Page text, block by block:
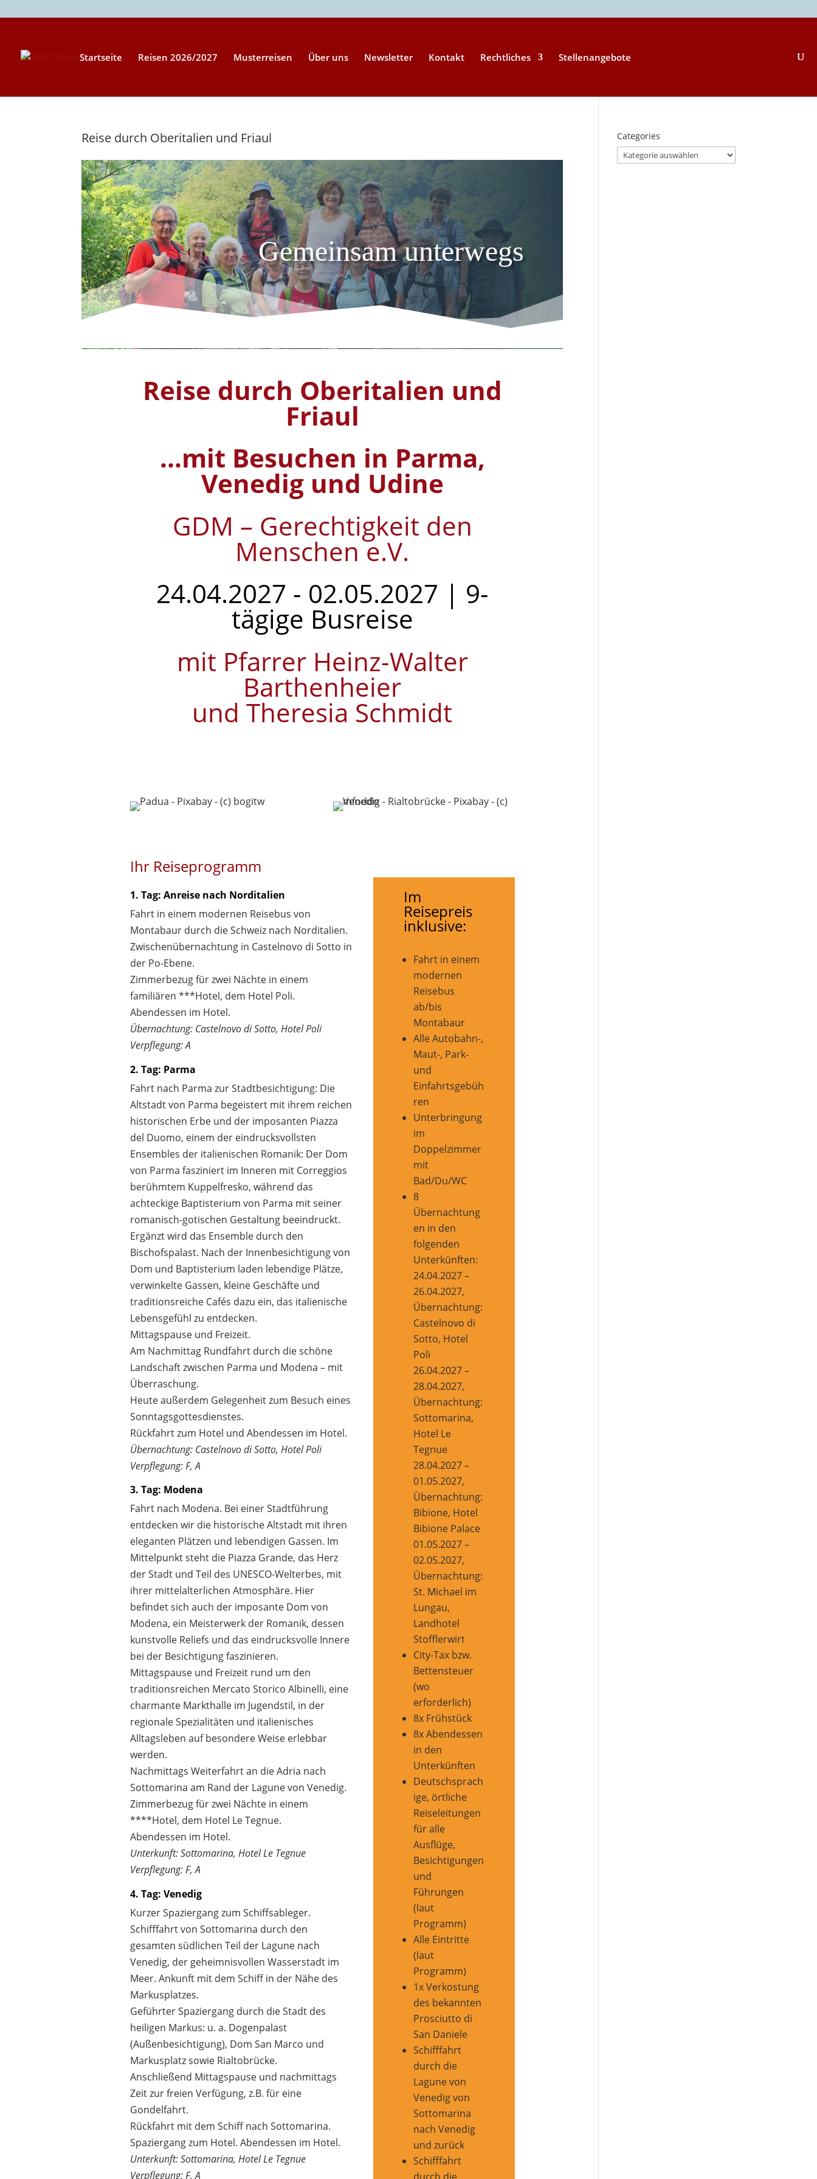
Startseite Reisen 2026/2027 Musterreisen Über uns Newsletter Kontakt Rechtliches Stellenangebote
Reise durch Oberitalien und Friaul
Gemeinsam unterwegs
Reise durch Oberitalien und
Friaul
...mit Besuchen in Parma,
Venedig und Udine
GDM – Gerechtigkeit den
Menschen e.V.
24.04.2027 - 02.05.2027 | 9-
tägige Busreise
mit Pfarrer Heinz-Walter
Barthenheier
und Theresia Schmidt
Ihr Reiseprogramm
1. Tag: Anreise nach Norditalien
Fahrt in einem modernen Reisebus von
Montabaur durch die Schweiz nach Norditalien.
Zwischenübernachtung in Castelnovo di Sotto in
der Po-Ebene.
Zimmerbezug für zwei Nächte in einem
familiären ***Hotel, dem Hotel Poli.
Abendessen im Hotel.
Übernachtung: Castelnovo di Sotto, Hotel Poli
Verpflegung: A
2. Tag: Parma
Fahrt nach Parma zur Stadtbesichtigung: Die
Altstadt von Parma begeistert mit ihrem reichen
historischen Erbe und der imposanten Piazza
del Duomo, einem der eindrucksvollsten
Ensembles der italienischen Romanik: Der Dom
von Parma fasziniert im Inneren mit Correggios
berühmtem Kuppelfresko, während das
achteckige Baptisterium von Parma mit seiner
romanisch-gotischen Gestaltung beeindruckt.
Ergänzt wird das Ensemble durch den
Bischofspalast. Nach der Innenbesichtigung von
Dom und Baptisterium laden lebendige Plätze,
verwinkelte Gassen, kleine Geschäfte und
traditionsreiche Cafés dazu ein, das italienische
Lebensgefühl zu entdecken.
Mittagspause und Freizeit.
Am Nachmittag Rundfahrt durch die schöne
Landschaft zwischen Parma und Modena – mit
Überraschung.
Heute außerdem Gelegenheit zum Besuch eines
Sonntagsgottesdienstes.
Rückfahrt zum Hotel und Abendessen im Hotel.
Übernachtung: Castelnovo di Sotto, Hotel Poli
Verpflegung: F, A
3. Tag: Modena
Fahrt nach Modena. Bei einer Stadtführung
entdecken wir die historische Altstadt mit ihren
eleganten Plätzen und lebendigen Gassen. Im
Mittelpunkt steht die Piazza Grande, das Herz
der Stadt und Teil des UNESCO-Welterbes, mit
ihrer mittelalterlichen Atmosphäre. Hier
befindet sich auch der imposante Dom von
Modena, ein Meisterwerk der Romanik, dessen
kunstvolle Reliefs und das eindrucksvolle Innere
bei der Besichtigung faszinieren.
Mittagspause und Freizeit rund um den
traditionsreichen Mercato Storico Albinelli, eine
charmante Markthalle im Jugendstil, in der
regionale Spezialitäten und italienisches
Alltagsleben auf besondere Weise erlebbar
werden.
Nachmittags Weiterfahrt an die Adria nach
Sottomarina am Rand der Lagune von Venedig.
Zimmerbezug für zwei Nächte in einem
****Hotel, dem Hotel Le Tegnue.
Abendessen im Hotel.
Unterkunft: Sottomarina, Hotel Le Tegnue
Verpflegung: F, A
4. Tag: Venedig
Kurzer Spaziergang zum Schiffsableger.
Schifffahrt von Sottomarina durch den
gesamten südlichen Teil der Lagune nach
Venedig, der geheimnisvollen Wasserstadt im
Meer. Ankunft mit dem Schiff in der Nähe des
Markusplatzes.
Geführter Spaziergang durch die Stadt des
heiligen Markus: u. a. Dogenpalast
(Außenbesichtigung), Dom San Marco und
Markusplatz sowie Rialtobrücke.
Anschließend Mittagspause und nachmittags
Zeit zur freien Verfügung, z.B. für eine
Gondelfahrt.
Rückfahrt mit dem Schiff nach Sottomarina.
Spaziergang zum Hotel. Abendessen im Hotel.
Unterkunft: Sottomarina, Hotel Le Tegnue
Verpflegung: F, A
Im
Reisepreis
inklusive:
Fahrt in einem
modernen
Reisebus
ab/bis
Montabaur
Alle Autobahn-,
Maut-, Park-
und
Einfahrtsgebüh
ren
Unterbringung
im
Doppelzimmer
mit
Bad/Du/WC
8
Übernachtung
en in den
folgenden
Unterkünften:
24.04.2027 –
26.04.2027,
Übernachtung:
Castelnovo di
Sotto, Hotel
Poli
26.04.2027 –
28.04.2027,
Übernachtung:
Sottomarina,
Hotel Le
Tegnue
28.04.2027 –
01.05.2027,
Übernachtung:
Bibione, Hotel
Bibione Palace
01.05.2027 –
02.05.2027,
Übernachtung:
St. Michael im
Lungau,
Landhotel
Stofflerwirt
City-Tax bzw.
Bettensteuer
(wo
erforderlich)
8x Frühstück
8x Abendessen
in den
Unterkünften
Deutschsprach
ige, örtliche
Reiseleitungen
für alle
Ausflüge,
Besichtigungen
und
Führungen
(laut
Programm)
Alle Eintritte
(laut
Programm)
1x Verkostung
des bekannten
Prosciutto di
San Daniele
Schifffahrt
durch die
Lagune von
Venedig von
Sottomarina
nach Venedig
und zurück
Schifffahrt
Categories
Categories